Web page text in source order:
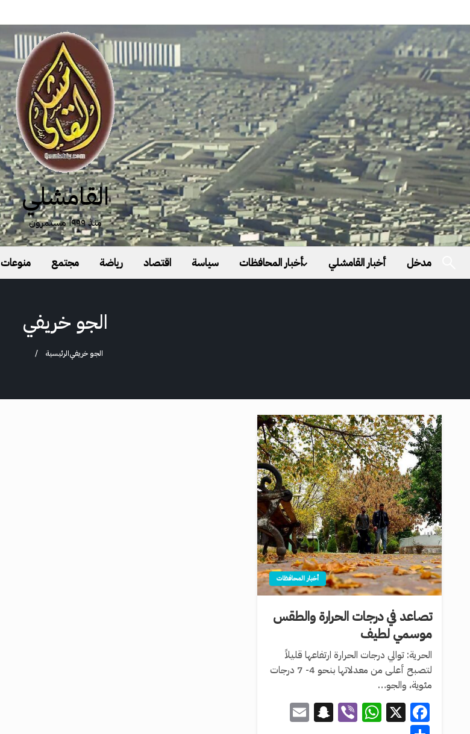
القامشلي
منذ ١٩٩٩ مستمرون
مدخل أخبار القامشلي أخبار المحافظات سياسة اقتصاد رياضة مجتمع منوعات
الجو خريفي
الرئيسيةالجو خريفي
أخبار المحافظات
تصاعد في درجات الحرارة والطقس
موسمي لطيف
الحرية: توالي درجات الحرارة ارتفاعها قليلاً
لتصبح أعلى من معدلاتها بنحو 4- 7 درجات
مئوية، والجو…
Facebook
X
WhatsApp
Viber
Snapchat